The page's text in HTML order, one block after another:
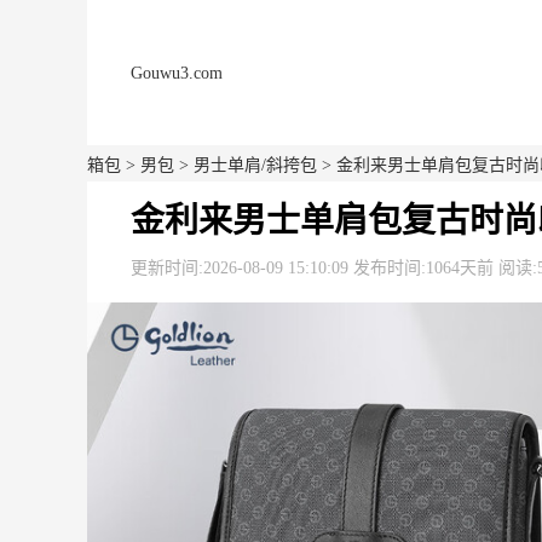
Gouwu3.com
箱包 > 男包 > 男士单肩/斜挎包 > 金利来男士单肩包复古时
金利来男士单肩包复古时
更新时间:2026-08-09 15:10:09 发布时间:1064天前 阅读